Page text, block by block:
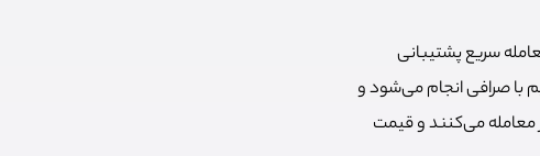
سریع پشتیبانی
با صرافی انجام می‌شود و
معامله می‌کنند و قیمت